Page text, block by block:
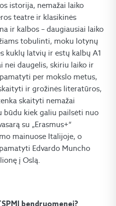
istorija, nemažai laiko
teatre ir klasikinės
ir kalbos – daugiausiai laiko
tobulinti, moku lotynų
kuklų latvių ir estų kalbų A1
nei daugelis, skiriu laiko ir
per mokslo metus,
ir grožinės literatūros,
skaityti nemažai
būdu kiek galiu pailsėti nuo
su „Erasmus+“
mainuose Italijoje, o
Edvardo Muncho
į Oslą.